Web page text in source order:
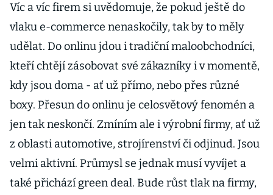
Víc a víc firem si uvědomuje, že pokud ještě do
vlaku e-commerce nenaskočily, tak by to měly
udělat. Do onlinu jdou i tradiční maloobchodníci,
kteří chtějí zásobovat své zákazníky i v momentě,
kdy jsou doma - ať už přímo, nebo přes různé
boxy. Přesun do onlinu je celosvětový fenomén a
jen tak neskončí. Zmíním ale i výrobní firmy, ať už
z oblasti automotive, strojírenství či odjinud. Jsou
velmi aktivní. Průmysl se jednak musí vyvíjet a
také přichází green deal. Bude růst tlak na firmy,